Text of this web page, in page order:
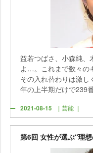
益若つばさ、小森純、
よ…。これまで数々の
その入れ替わりは激し
年の上半期だけで239
2021-08-15 ｜芸能 ｜
第6回 女性が選ぶ“理